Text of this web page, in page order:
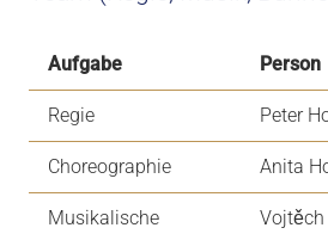
Aufgabe Person
Regie Peter
Choreographie Anita
Musikalische